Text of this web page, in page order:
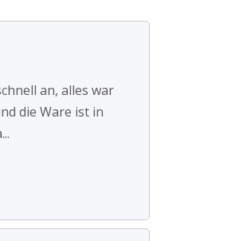
an, alles war
die Ware ist in